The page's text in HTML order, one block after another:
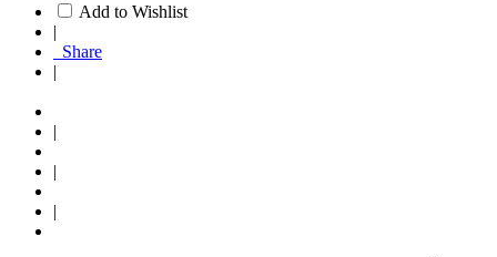
Add to Wishlist
|
Share
|
|
|
|